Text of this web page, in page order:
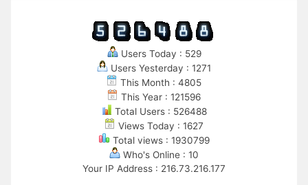
Users Today : 529
Users Yesterday : 1271
This Month : 4805
This Year : 121596
Total Users : 526488
Views Today : 1627
Total views : 1930799
Who's Online : 10
Your IP Address : 216.73.216.177